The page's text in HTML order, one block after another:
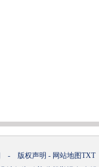
- 版权声明 - 网站地图TXT